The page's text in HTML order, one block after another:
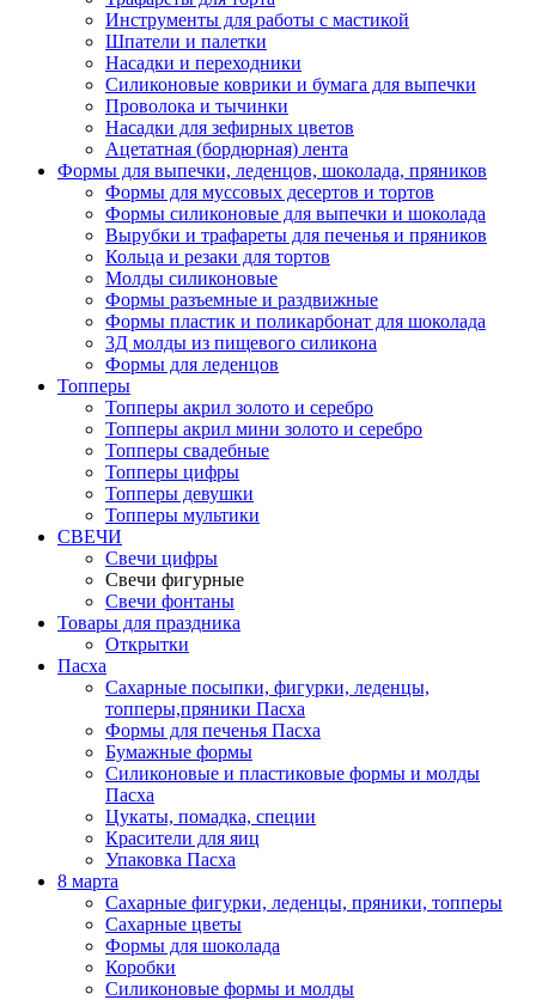
Инструменты для работы с мастикой
Шпатели и палетки
Насадки и переходники
Силиконовые коврики и бумага для выпечки
Проволока и тычинки
Насадки для зефирных цветов
Ацетатная (бордюрная) лента
Формы для выпечки, леденцов, шоколада, пряников
Формы для муссовых десертов и тортов
Формы силиконовые для выпечки и шоколада
Вырубки и трафареты для печенья и пряников
Кольца и резаки для тортов
Молды силиконовые
Формы разъемные и раздвижные
Формы пластик и поликарбонат для шоколада
3Д молды из пищевого силикона
Формы для леденцов
Топперы
Топперы акрил золото и серебро
Топперы акрил мини золото и серебро
Топперы свадебные
Топперы цифры
Топперы девушки
Топперы мультики
СВЕЧИ
Свечи цифры
Свечи фигурные
Свечи фонтаны
Товары для праздника
Открытки
Пасха
Сахарные посыпки, фигурки, леденцы,
топперы,пряники Пасха
Формы для печенья Пасха
Бумажные формы
Силиконовые и пластиковые формы и молды
Пасха
Цукаты, помадка, специи
Красители для яиц
Упаковка Пасха
8 марта
Сахарные фигурки, леденцы, пряники, топперы
Сахарные цветы
Формы для шоколада
Коробки
Силиконовые формы и молды